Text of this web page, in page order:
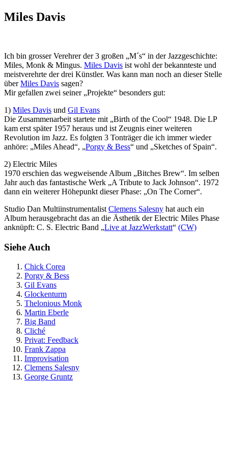
Miles Davis
Ich bin grosser Verehrer der 3 großen „M´s“ in der Jazzgeschichte:
Miles, Monk & Mingus. Miles Davis ist wohl der bekannteste und
meistverehrte der drei Künstler. Was kann man noch an dieser Stelle
überMiles Davis sagen?
Mir gefallen zwei seiner „Projekte“ besonders gut:
1) Miles Davis und Gil Evans
Die Zusammenarbeit startete mit „Birth of the Cool“ 1948. Die LP
kam erst später 1957 heraus und ist Zeugnis einer weiteren
Revolution im Jazz. Es folgten 3 Tonträger die ich immer wieder
anhöre: „Miles Ahead“, „Porgy & Bess“ und „Sketches of Spain“.
2) Electric Miles
1970 erschien das wegweisende Album „Bitches Brew“. Im selben
Jahr auch das fantastische Werk „A Tribute to Jack Johnson“. 1972
dann ein weiterer Höhepunkt dieser Phase: „On The Corner“.
Studio Dan Multiinstrumentalist Clemens Salesny hat auch ein
Album herausgebracht das an die Ästhetik der Electric Miles Phase
anknüpft: C. S. Electric Band „Live at JazzWerkstatt“ (CW)
Siehe Auch
Chick Corea
Porgy & Bess
Gil Evans
Glockenturm
Thelonious Monk
Martin Eberle
Big Band
Cliché
Privat: Feedback
Frank Zappa
Improvisation
Clemens Salesny
George Gruntz